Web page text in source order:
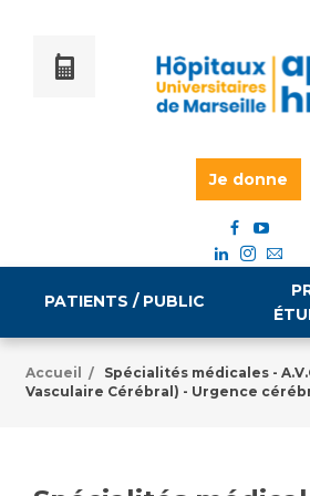
Je donne
PATIENTS / PUBLIC
Informations pratiques
Égalité professionnelle
Emploi / formation
Accueil /
Spécialités médicales -
Vasculaire Cérébral) - Urgence